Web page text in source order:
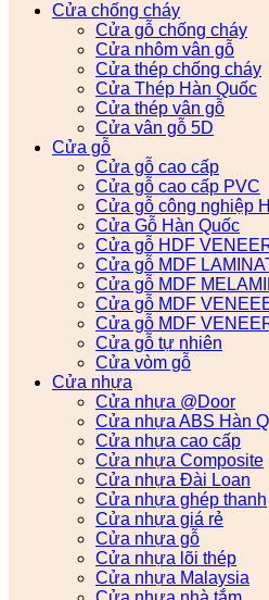
Cửa chống cháy
Cửa gỗ chống cháy
Cửa nhôm vân gỗ
Cửa thép chống cháy
Cửa Thép Hàn Quốc
Cửa thép vân gỗ
Cửa vân gỗ 5D
Cửa gỗ
Cửa gỗ cao cấp
Cửa gỗ cao cấp PVC
Cửa gỗ công nghiệp
Cửa Gỗ Hàn Quốc
Cửa gỗ HDF
Cửa gỗ MDF
Cửa gỗ MDF
Cửa gỗ MDF
Cửa gỗ MDF
Cửa gỗ tự nhiên
Cửa vòm gỗ
Cửa nhựa
Cửa nhựa @Door
Cửa nhựa ABS Hàn
Cửa nhựa cao cấp
Cửa nhựa Composite
Cửa nhựa Đài Loan
Cửa nhựa ghép thanh
Cửa nhựa giá rẻ
Cửa nhựa gỗ
Cửa nhựa lõi thép
Cửa nhựa Malaysia